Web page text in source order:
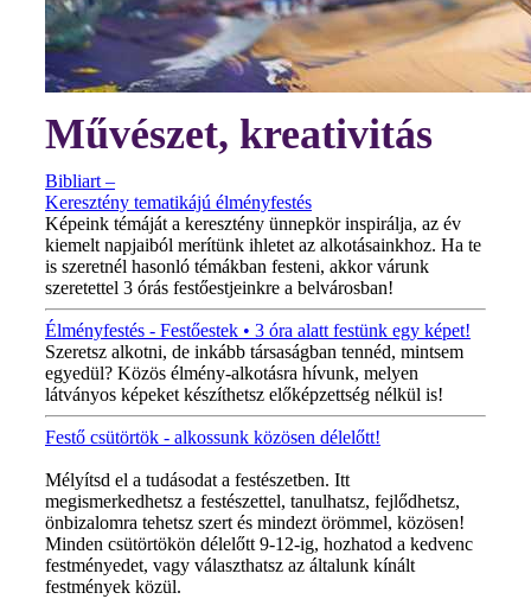
Művészet, kreativitás
Bibliart –
Keresztény tematikájú élményfestés
Képeink témáját a keresztény ünnepkör inspirálja, az év
kiemelt napjaiból merítünk ihletet az alkotásainkhoz. Ha te
is szeretnél hasonló témákban festeni, akkor várunk
szeretettel 3 órás festőestjeinkre a belvárosban!
Élményfestés - Festőestek • 3 óra alatt festünk egy képet!
Szeretsz alkotni, de inkább társaságban tennéd, mintsem
egyedül? Közös élmény-alkotásra hívunk, melyen
látványos képeket készíthetsz előképzettség nélkül is!
Festő csütörtök - alkossunk közösen délelőtt!
Mélyítsd el a tudásodat a festészetben. Itt
megismerkedhetsz a festészettel, tanulhatsz, fejlődhetsz,
önbizalomra tehetsz szert és mindezt örömmel, közösen!
Minden csütörtökön délelőtt 9-12-ig, hozhatod a kedvenc
festményedet, vagy választhatsz az általunk kínált
festmények közül.